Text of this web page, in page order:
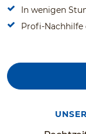
In wenigen
Profi-